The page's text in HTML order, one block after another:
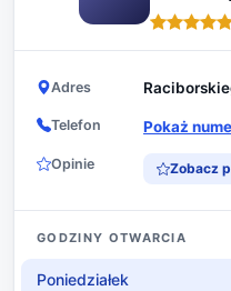
Adres
Telefon Pokaż
Opinie Zobacz
GODZINY OTWARCIA
Poniedziałek